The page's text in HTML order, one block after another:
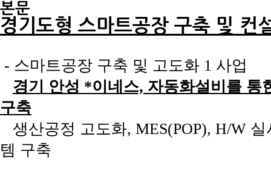
본문
경기도형 스마트공장 구축 및 컨
- 스마트공장 구축 및 고도화 1 사업
경기 안성 *이네스, 자동화설비를 통
구축
생산공정 고도화, MES(POP), H/W
템 구축